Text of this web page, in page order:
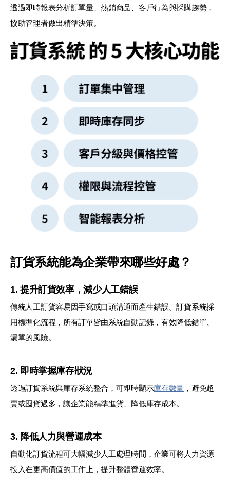
透過即時報表分析訂單量、熱銷商品、客戶行為與採購趨勢，
協助管理者做出精準決策。
訂貨系統能為企業帶來哪些好處？
1. 提升訂貨效率，減少人工錯誤
傳統人工訂貨容易因手寫或口頭溝通而產生錯誤。訂貨系統採
用標準化流程，所有訂單皆由系統自動記錄，有效降低錯單、
漏單的風險。
2. 即時掌握庫存狀況
透過訂貨系統與庫存系統整合，可即時顯示庫存數量 ，避免超
賣或囤貨過多，讓企業能精準進貨、降低庫存成本。
3. 降低人力與營運成本
自動化訂貨流程可大幅減少人工處理時間，企業可將人力資源
投入在更高價值的工作上，提升整體營運效率。